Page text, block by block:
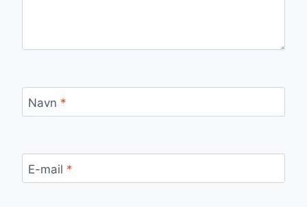
Navn *
E-mail *